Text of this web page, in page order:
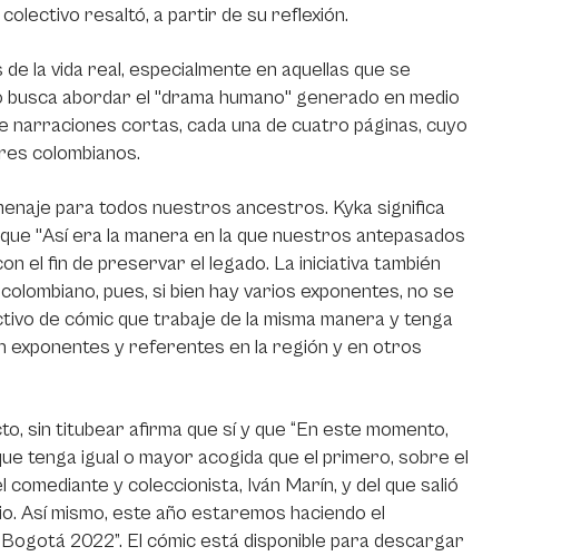
resaltó, a partir de su reflexión.
la vida real, especialmente en aquellas que se
abordar el "drama humano" generado en medio
narraciones cortas, cada una de cuatro páginas, cuyo
colombianos.
para todos nuestros ancestros. Kyka significa
"Así era la manera en la que nuestros antepasados
el fin de preservar el legado. La iniciativa también
pues, si bien hay varios exponentes, no se
de cómic que trabaje de la misma manera y tenga
exponentes y referentes en la región y en otros
sin titubear afirma que sí y que “En este momento,
tenga igual o mayor acogida que el primero, sobre el
y coleccionista, Iván Marín, y del que salió
Así mismo, este año estaremos haciendo el
2022”. El cómic está disponible para descargar